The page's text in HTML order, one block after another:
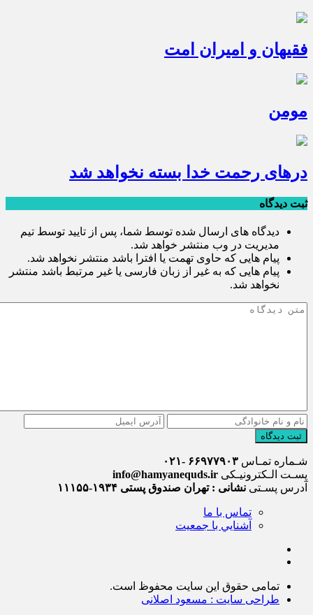
فقیهان و امیران امت
مومن
درهای رحمت خدا بسته نخواهد شد
ثبت دیدگاه
دیدگاه های ارسال شده توسط شما، پس از تایید توسط تیم
مدیریت در وب منتشر خواهد شد.
پیام هایی که حاوی تهمت یا افترا باشد منتشر نخواهد شد.
پیام هایی که به غیر از زبان فارسی یا غیر مرتبط باشد منتشر
نخواهد شد.
ثبت دیدگاه
شـماره تمـاس ۶۶۹۷۷۹۰۳ -۰۲۱
پسـت الـکترونیـکی info@hamyanequds.ir
آدرس پسـتی نشانی : تهران صندوق پستی ۱۹۳۴-۱۱۱۵۵
تماس با ما
آشنايي با جمعيت
تمامی حقوق این سایت محفوظ است.
طراحی سایت : مسعود اصلانی